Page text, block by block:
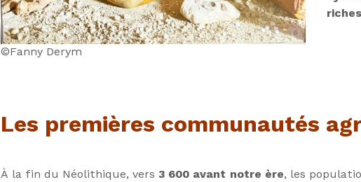
©Fanny Derym
Les premières communautés
À la fin du Néolithique, vers 3 600 avant notre ère, les